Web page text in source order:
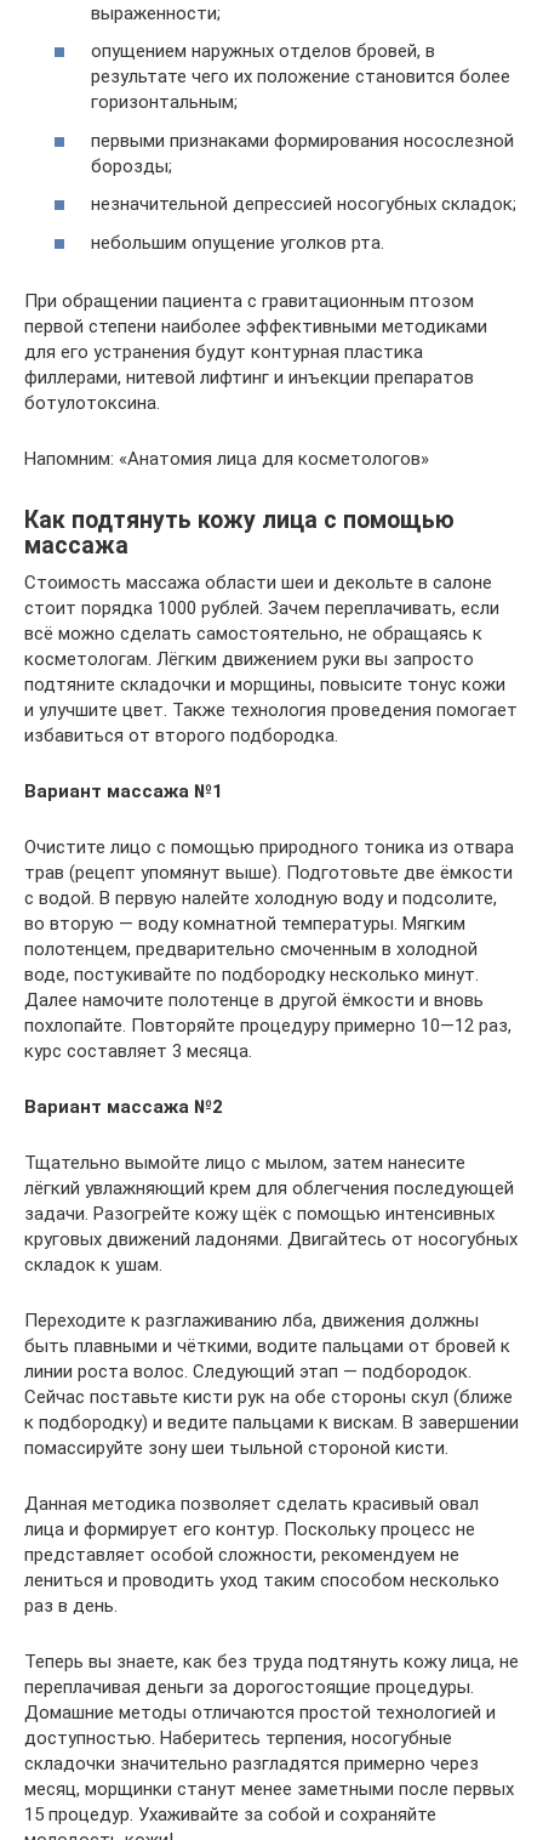
выраженности;
опущением наружных отделов бровей, в
результате чего их положение становится более
горизонтальным;
первыми признаками формирования носослезной
борозды;
незначительной депрессией носогубных складок;
небольшим опущение уголков рта.
При обращении пациента с гравитационным птозом
первой степени наиболее эффективными методиками
для его устранения будут контурная пластика
филлерами, нитевой лифтинг и инъекции препаратов
ботулотоксина.
Напомним: «Анатомия лица для косметологов»
Как подтянуть кожу лица с помощью
массажа
Стоимость массажа области шеи и декольте в салоне
стоит порядка 1000 рублей. Зачем переплачивать, если
всё можно сделать самостоятельно, не обращаясь к
косметологам. Лёгким движением руки вы запросто
подтяните складочки и морщины, повысите тонус кожи
и улучшите цвет. Также технология проведения помогает
избавиться от второго подбородка.
Вариант массажа №1
Очистите лицо с помощью природного тоника из отвара
трав (рецепт упомянут выше). Подготовьте две ёмкости
с водой. В первую налейте холодную воду и подсолите,
во вторую — воду комнатной температуры. Мягким
полотенцем, предварительно смоченным в холодной
воде, постукивайте по подбородку несколько минут.
Далее намочите полотенце в другой ёмкости и вновь
похлопайте. Повторяйте процедуру примерно 10—12 раз,
курс составляет 3 месяца.
Вариант массажа №2
Тщательно вымойте лицо с мылом, затем нанесите
лёгкий увлажняющий крем для облегчения последующей
задачи. Разогрейте кожу щёк с помощью интенсивных
круговых движений ладонями. Двигайтесь от носогубных
складок к ушам.
Переходите к разглаживанию лба, движения должны
быть плавными и чёткими, водите пальцами от бровей к
линии роста волос. Следующий этап — подбородок.
Сейчас поставьте кисти рук на обе стороны скул (ближе
к подбородку) и ведите пальцами к вискам. В завершении
помассируйте зону шеи тыльной стороной кисти.
Данная методика позволяет сделать красивый овал
лица и формирует его контур. Поскольку процесс не
представляет особой сложности, рекомендуем не
лениться и проводить уход таким способом несколько
раз в день.
Теперь вы знаете, как без труда подтянуть кожу лица, не
переплачивая деньги за дорогостоящие процедуры.
Домашние методы отличаются простой технологией и
доступностью. Наберитесь терпения, носогубные
складочки значительно разгладятся примерно через
месяц, морщинки станут менее заметными после первых
15 процедур. Ухаживайте за собой и сохраняйте